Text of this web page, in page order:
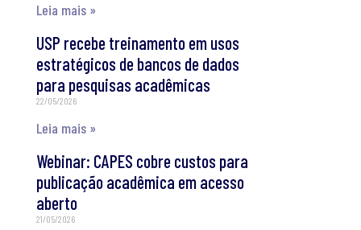
Leia mais »
USP recebe treinamento em usos
estratégicos de bancos de dados
para pesquisas acadêmicas
22/05/2026
Leia mais »
Webinar: CAPES cobre custos para
publicação acadêmica em acesso
aberto
21/05/2026